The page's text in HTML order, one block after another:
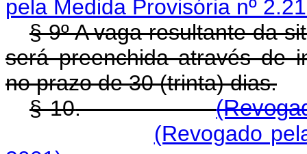
pela Medida Provisória nº
§ 9º A vaga resultante da
será preenchida através de
no prazo de 30 (trinta) dias.
§ 10.
(Revogado